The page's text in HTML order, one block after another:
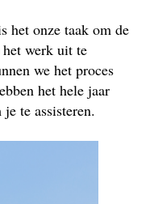
het onze taak om de
het werk uit te
we het proces
het hele jaar
te assisteren.